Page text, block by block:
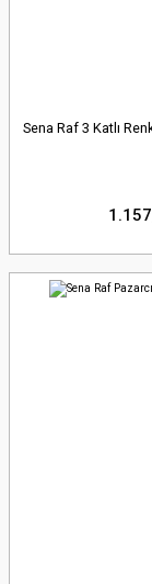
Sena Raf 3 Katlı